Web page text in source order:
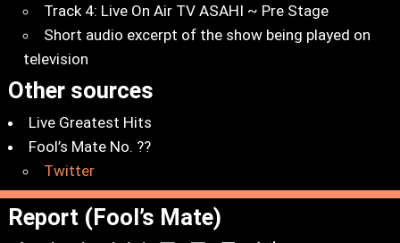
Track 4: Live On Air TV ASAHI ~ Pre Stage
Short audio excerpt of the show being played on
television
Other sources
Live Greatest Hits
Fool’s Mate No. ??
Twitter
Report (Fool’s Mate)